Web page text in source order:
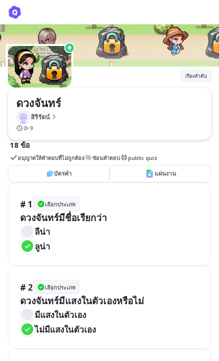
เรียงลำดับ
ดวงจันทร์
สิริรัตน์
9
18 ข้อ
อนุญาตให้คำตอบที่ไม่ถูกต้อง ซ่อนคำตอบ public quiz
บัตรคำ แผ่นงาน
# 1 เลือกประเภท
ดวงจันทร์มีชื่อเรียกว่า
ลีน่า
ลูน่า
# 2 เลือกประเภท
ดวงจันทร์มีแสงในตัวเองหรือไม่
มีแสงในตัวเอง
ไม่มีแสงในตัวเอง